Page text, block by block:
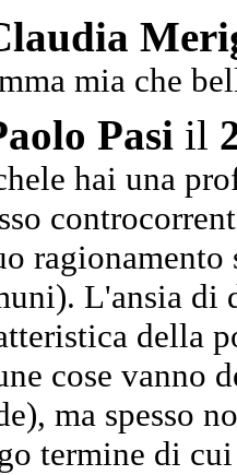
mia che
Pasi il
hai una
L'ansia di
della
cose vanno
ma spesso
termine di